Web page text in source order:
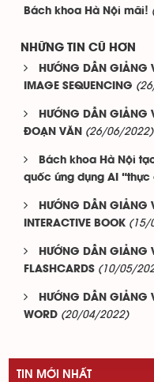
Bách khoa Hà Nội mãi!
NHỮNG TIN CŨ HƠN
HƯỚNG DẪN GIẢNG
IMAGE SEQUENCING
HƯỚNG DẪN GIẢNG
ĐOẠN VĂN
(26/06/2022)
Bách khoa Hà Nội
quốc ứng dụng AI “thực
HƯỚNG DẪN GIẢNG
INTERACTIVE BOOK (15/
HƯỚNG DẪN GIẢNG
FLASHCARDS (10/05/
HƯỚNG DẪN GIẢNG
WORD (20/04/2022)
TIN MỚI NHẤT